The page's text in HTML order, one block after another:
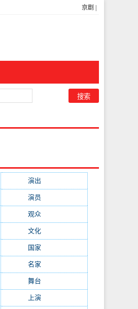
京剧
演出
演员
观众(2300)
文化(1664)
国家
名家
舞台
上演